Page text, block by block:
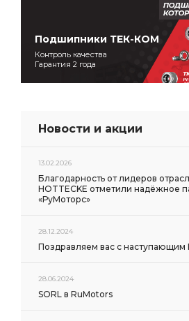
Подшипники ТЕК-КОМ
Контроль качества
Гарантия 2 года
Новости и акции
13.02.2026
Благодарность от лидеров
HOTTECKE отметили надёжное
«РуМоторс»
28.12.2024
Поздравляем вас с наступающим
28.06.2024
SORL в RuMotors